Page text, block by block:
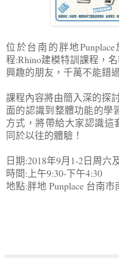
位於台南的胖地
程:Rhino建模特訓課程，
興趣的朋友，千萬不能錯
課程內容將由簡入深的探
面的認識到整體功能的學
方式，將帶給大家認識這
同於以往的體驗！
日期:2018年9月1-2日周六
時間:上午9:30-下午4:30
地點:胖地 Punplace 台南市